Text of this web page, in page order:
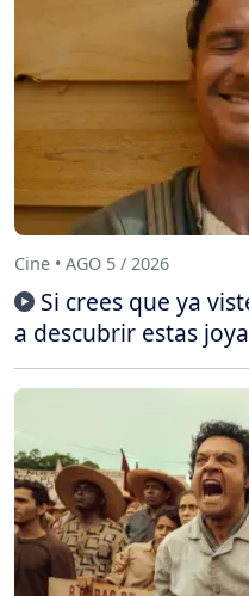
Cine • AGO 5 / 2026
Si crees que ya
a descubrir estas